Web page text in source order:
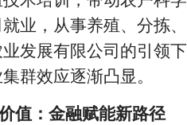
就业，从事养殖、分拣
发展有限公司的引领
群效应逐渐凸显。
值：金融赋能新路径